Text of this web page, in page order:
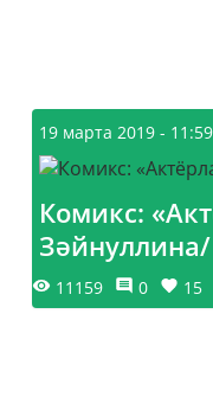
19 марта 2019 - 11:59
Комикс:
Зәйнуллина/
11159 0 15